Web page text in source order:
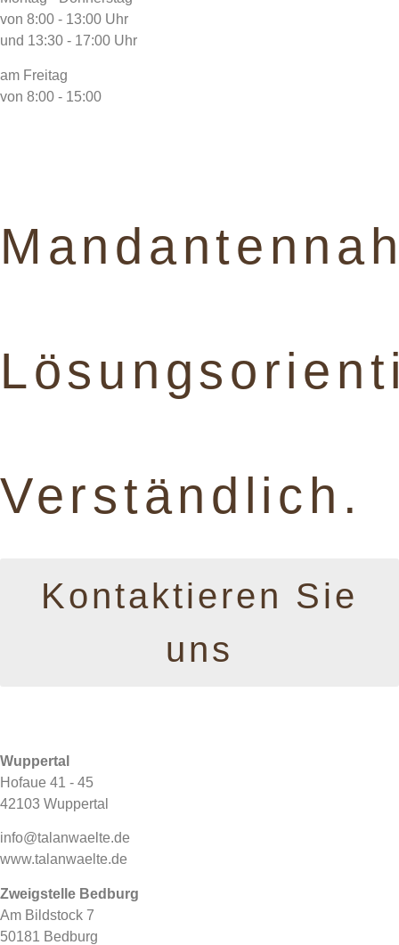
von 8:00 - 13:00 Uhr
und 13:30 - 17:00 Uhr
am Freitag
von 8:00 - 15:00
Verständlich.
Kontaktieren Sie
uns
Wuppertal
Hofaue 41 - 45
42103 Wuppertal
info@talanwaelte.de
www.talanwaelte.de
Zweigstelle Bedburg
Am Bildstock 7
50181 Bedburg